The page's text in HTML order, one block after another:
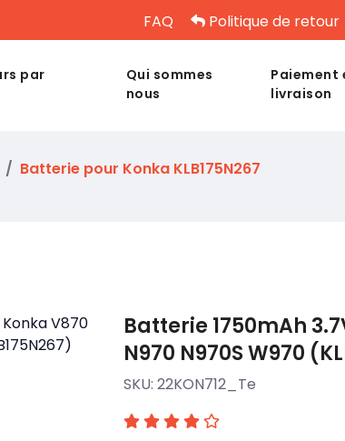
FAQ Politique de retour
par
Qui sommes
nous
Paiement
livraison
Batterie pour Konka KLB175N267
Batterie 1750mAh
N970 N970S W970
SKU: 22KON712_Te